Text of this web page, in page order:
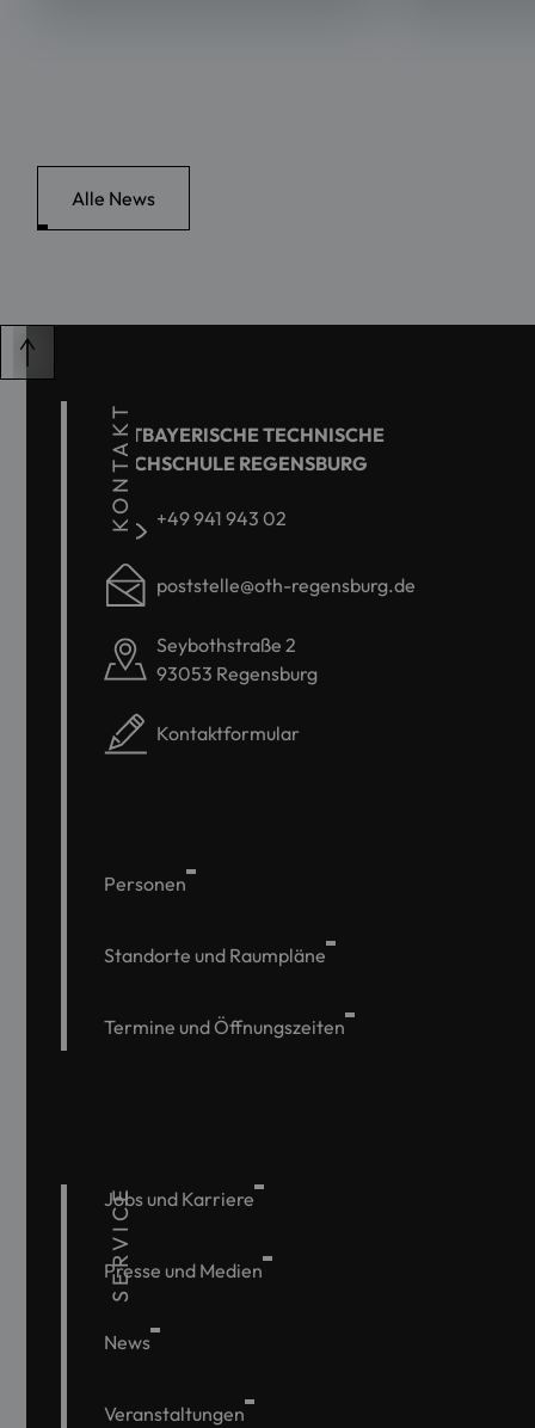
Alle News
KONTAKT
OSTBAYERISCHE TECHNISCHE
HOCHSCHULE REGENSBURG
+49 941 943 02
poststelle@oth-regensburg.de
Seybothstraße 2
93053 Regensburg
Kontaktformular
Personen
Standorte und Raumpläne
Termine und Öffnungszeiten
SERVICE
Jobs und Karriere
Presse und Medien
News
Veranstaltungen